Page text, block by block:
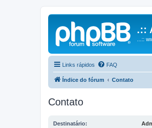
.::
...::
Links rápidos FAQ
Índice do fórum Contato
Contato
Destinatário: